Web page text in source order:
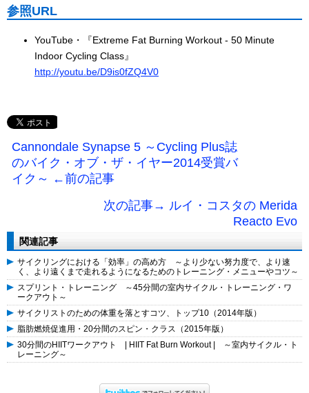
参照URL
YouTube・『Extreme Fat Burning Workout - 50 Minute
Indoor Cycling Class』
http://youtu.be/D9is0fZQ4V0
Cannondale Synapse 5 ～Cycling Plus誌
のバイク・オブ・ザ・イヤー2014受賞バ
イク～ ←前の記事
次の記事→ ルイ・コスタの Merida
Reacto Evo
関連記事
サイクリングにおける「効率」の高め方 ～より少ない努力度で、より速
く、より遠くまで走れるようになるためのトレーニング・メニューやコツ～
スプリント・トレーニング ～45分間の室内サイクル・トレーニング・ワ
ークアウト～
サイクリストのための体重を落とすコツ、トップ10（2014年版）
脂肪燃焼促進用・20分間のスピン・クラス（2015年版）
30分間のHIITワークアウト | HIIT Fat Burn Workout | ～室内サイクル・ト
レーニング～